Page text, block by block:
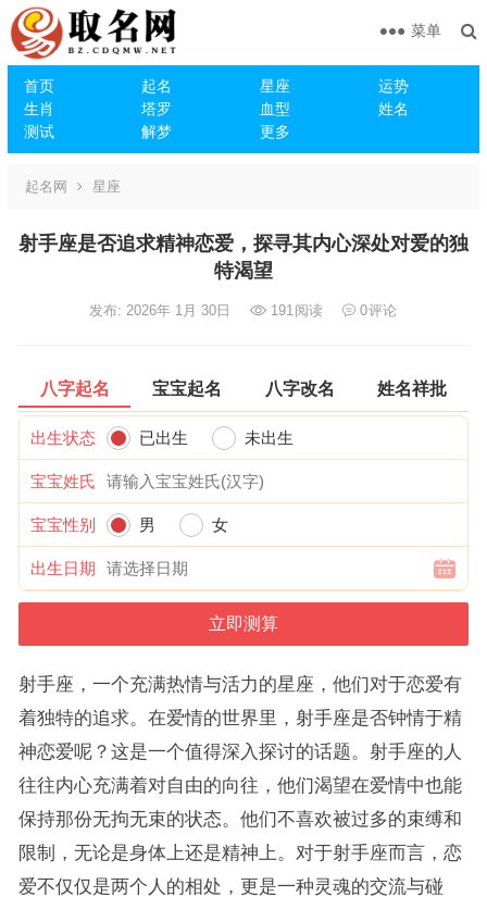
首页 起名 星座
运势
生肖
塔罗 血型
姓名
测试
解梦 更多
菜单
起名网 星座
射手座是否追求精神恋爱，探寻其内心深处对爱的独
特渴望
发布: 2026年 1月 30日 191阅读 0评论
八字起名 宝宝起名 八字改名 姓名祥批
出生状态 已出生 未出生
宝宝姓氏
宝宝性别 男 女
出生日期
射手座，一个充满热情与活力的星座，他们对于恋爱有
着独特的追求。在爱情的世界里，射手座是否钟情于精
神恋爱呢？这是一个值得深入探讨的话题。射手座的人
往往内心充满着对自由的向往，他们渴望在爱情中也能
保持那份无拘无束的状态。他们不喜欢被过多的束缚和
限制，无论是身体上还是精神上。对于射手座而言，恋
爱不仅仅是两个人的相处，更是一种灵魂的交流与碰